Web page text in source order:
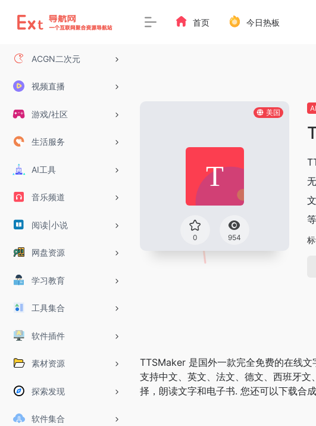
ACGN二次元
视频直播
游戏/社区
生活服务
AI工具
音乐频道
阅读|小说
网盘资源
学习教育
工具集合
软件插件
素材资源
探索发现
软件集合
首页 今日热板
美国
0 954 标
TTSMaker 是国外一款完全免费的在线
支持中文、英文、法文、德文、西班牙
择，朗读文字和电子书. 您还可以下载合